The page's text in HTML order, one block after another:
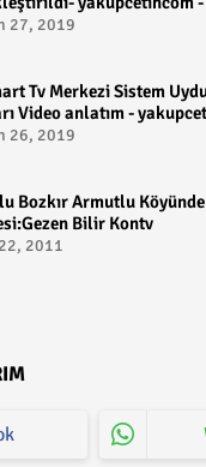
27, 2019
Tv Merkezi Sistem
Video anlatım -
26, 2019
Bozkır Armutlu
Bilir Kontv
2011